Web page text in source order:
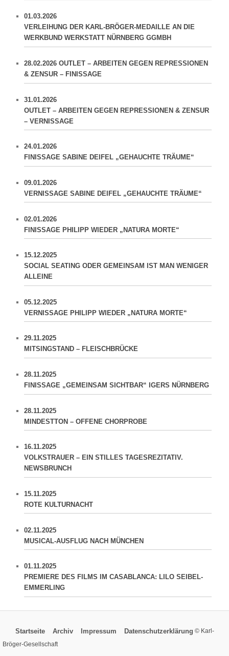
01.03.2026
VERLEIHUNG DER KARL-BRÖGER-MEDAILLE AN DIE
WERKBUND WERKSTATT NÜRNBERG GGMBH
28.02.2026 OUTLET – ARBEITEN GEGEN REPRESSIONEN
& ZENSUR – FINISSAGE
31.01.2026
OUTLET – ARBEITEN GEGEN REPRESSIONEN & ZENSUR
– VERNISSAGE
24.01.2026
FINISSAGE SABINE DEIFEL „GEHAUCHTE TRÄUME“
09.01.2026
VERNISSAGE SABINE DEIFEL „GEHAUCHTE TRÄUME“
02.01.2026
FINISSAGE PHILIPP WIEDER „NATURA MORTE“
15.12.2025
SOCIAL SEATING ODER GEMEINSAM IST MAN WENIGER
ALLEINE
05.12.2025
VERNISSAGE PHILIPP WIEDER „NATURA MORTE“
29.11.2025
MITSINGSTAND – FLEISCHBRÜCKE
28.11.2025
FINISSAGE „GEMEINSAM SICHTBAR“ IGERS NÜRNBERG
28.11.2025
MINDESTTON – OFFENE CHORPROBE
16.11.2025
VOLKSTRAUER – EIN STILLES TAGESREZITATIV.
NEWSBRUNCH
15.11.2025
ROTE KULTURNACHT
02.11.2025
MUSICAL-AUSFLUG NACH MÜNCHEN
01.11.2025
PREMIERE DES FILMS IM CASABLANCA: LILO SEIBEL-
EMMERLING
Startseite Archiv Impressum Datenschutzerklärung © Karl-
Bröger-Gesellschaft